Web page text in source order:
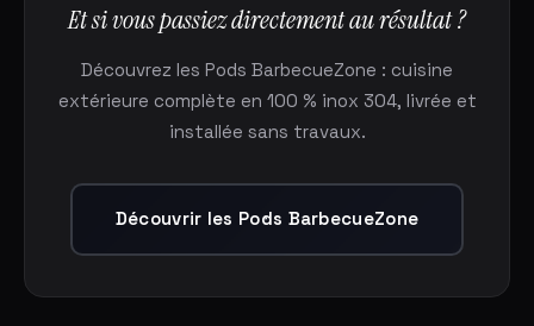
Et si vous passiez directement au résultat ?
Découvrez les Pods BarbecueZone : cuisine
extérieure complète en 100 % inox 304, livrée et
installée sans travaux.
Découvrir les Pods BarbecueZone